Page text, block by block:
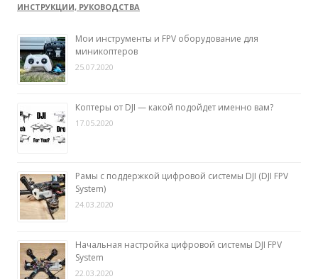
ИНСТРУКЦИИ, РУКОВОДСТВА
Мои инструменты и FPV оборудование для
миникоптеров
25.07.2020
Коптеры от DJI — какой подойдет именно вам?
17.05.2020
Рамы с поддержкой цифровой системы DJI (DJI FPV
System)
24.03.2020
Начальная настройка цифровой системы DJI FPV
System
22.03.2020